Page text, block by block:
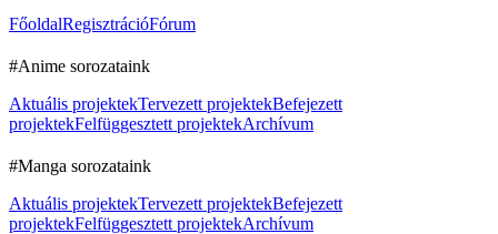
FőoldalRegisztrációFórum
#Anime sorozataink
Aktuális projektekTervezett projektekBefejezett
projektekFelfüggesztett projektekArchívum
#Manga sorozataink
Aktuális projektekTervezett projektekBefejezett
projektekFelfüggesztett projektekArchívum